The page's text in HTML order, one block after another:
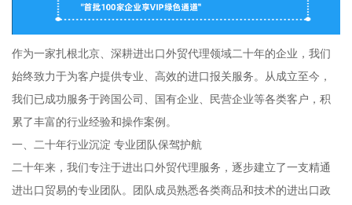
作为一家扎根北京、深耕进出口外贸代理领域二十年的企业，我们
始终致力于为客户提供专业、高效的进口报关服务。从成立至今，
我们已成功服务于跨国公司、国有企业、民营企业等各类客户，积
累了丰富的行业经验和操作案例。
一、二十年行业沉淀 专业团队保驾护航
二十年来，我们专注于进出口外贸代理服务，逐步建立了一支精通
进出口贸易的专业团队。团队成员熟悉各类商品和技术的进出口政